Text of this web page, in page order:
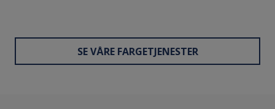
SE VÅRE FARGETJENESTER